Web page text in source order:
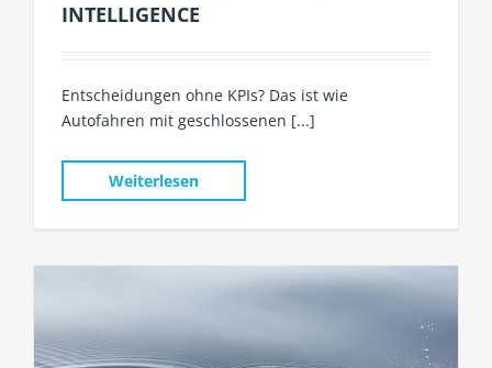
INTELLIGENCE
Entscheidungen ohne KPIs? Das ist wie
Autofahren mit geschlossenen [...]
Weiterlesen